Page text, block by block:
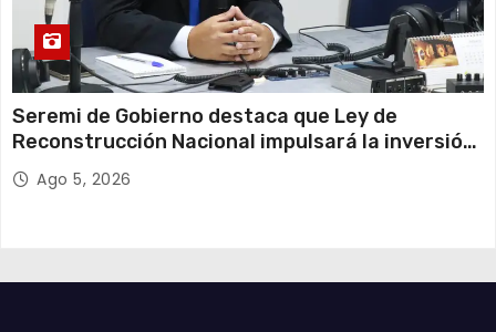
Seremi de Gobierno destaca que Ley de
Reconstrucción Nacional impulsará la inversión
y el empleo en Tarapacá
Ago 5, 2026